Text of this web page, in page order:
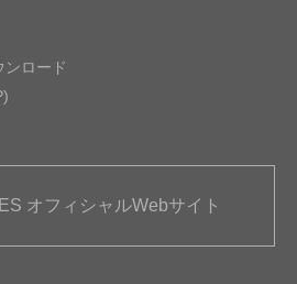
ンロード
オフィシャルWebサイト